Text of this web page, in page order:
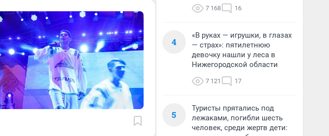
7 168 16
4
«В руках — игрушки, в глазах
— страх»: пятилетнюю
девочку нашли у леса в
Нижегородской области
7 121 17
5
Туристы прятались под
лежаками, погибли шесть
человек, среди жертв дети: